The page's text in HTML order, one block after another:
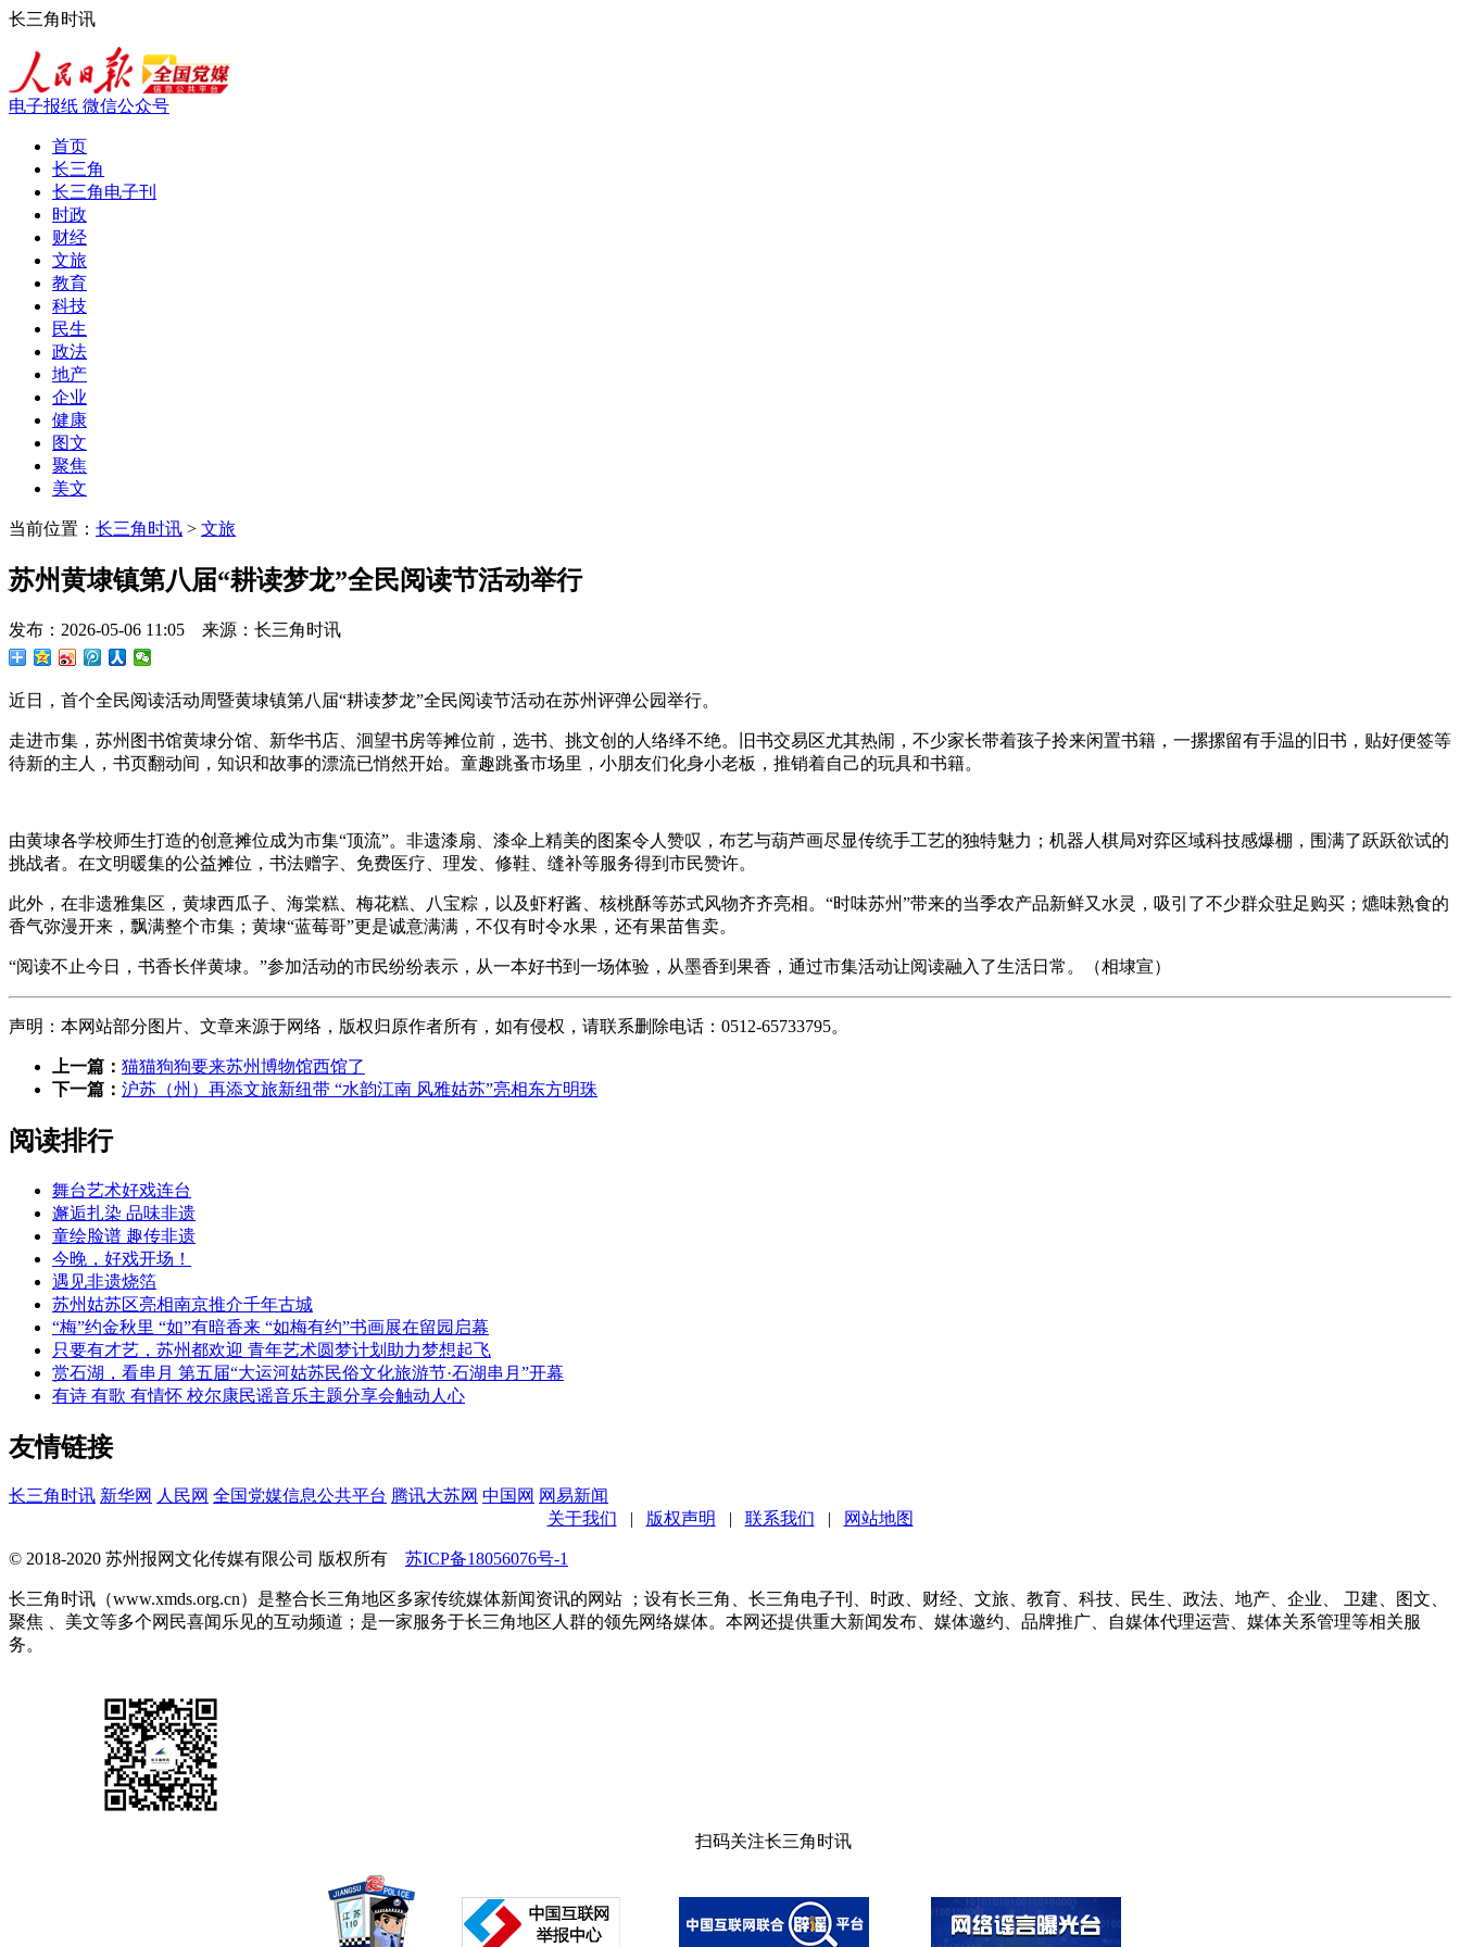
长三角时讯
电子报纸 微信公众号
首页
长三角
长三角电子刊
时政
财经
文旅
教育
科技
民生
政法
地产
企业
健康
图文
聚焦
美文
当前位置： 长三角时讯 > 文旅
苏州黄埭镇第八届“耕读梦龙”全民阅读节活动举行
发布：2026-05-06 11:05 来源：长三角时讯
近日，首个全民阅读活动周暨黄埭镇第八届“耕读梦龙”全民阅读节活动在苏州评弹公园举行。
走进市集，苏州图书馆黄埭分馆、新华书店、洄望书房等摊位前，选书、挑文创的人络绎不绝。旧书交易区尤其热闹，不少家长带着孩子拎来闲置书籍，一摞摞留有手温的旧书，贴好便签等
待新的主人，书页翻动间，知识和故事的漂流已悄然开始。童趣跳蚤市场里，小朋友们化身小老板，推销着自己的玩具和书籍。
由黄埭各学校师生打造的创意摊位成为市集“顶流”。非遗漆扇、漆伞上精美的图案令人赞叹，布艺与葫芦画尽显传统手工艺的独特魅力；机器人棋局对弈区域科技感爆棚，围满了跃跃欲试的
挑战者。在文明暖集的公益摊位，书法赠字、免费医疗、理发、修鞋、缝补等服务得到市民赞许。
此外，在非遗雅集区，黄埭西瓜子、海棠糕、梅花糕、八宝粽，以及虾籽酱、核桃酥等苏式风物齐齐亮相。“时味苏州”带来的当季农产品新鲜又水灵，吸引了不少群众驻足购买；爊味熟食的
香气弥漫开来，飘满整个市集；黄埭“蓝莓哥”更是诚意满满，不仅有时令水果，还有果苗售卖。
“阅读不止今日，书香长伴黄埭。”参加活动的市民纷纷表示，从一本好书到一场体验，从墨香到果香，通过市集活动让阅读融入了生活日常。（相埭宣）
声明：本网站部分图片、文章来源于网络，版权归原作者所有，如有侵权，请联系删除电话：0512-65733795。
上一篇： 猫猫狗狗要来苏州博物馆西馆了
下一篇： 沪苏（州）再添文旅新纽带 “水韵江南 风雅姑苏”亮相东方明珠
阅读排行
舞台艺术好戏连台
邂逅扎染 品味非遗
童绘脸谱 趣传非遗
今晚，好戏开场！
遇见非遗烧箔
苏州姑苏区亮相南京推介千年古城
“梅”约金秋里 “如”有暗香来 “如梅有约”书画展在留园启幕
只要有才艺，苏州都欢迎 青年艺术圆梦计划助力梦想起飞
赏石湖，看串月 第五届“大运河姑苏民俗文化旅游节·石湖串月”开幕
有诗 有歌 有情怀 校尔康民谣音乐主题分享会触动人心
友情链接
长三角时讯 新华网 人民网 全国党媒信息公共平台 腾讯大苏网 中国网 网易新闻
关于我们
| 版权声明 | 联系我们 | 网站地图
© 2018-2020 苏州报网文化传媒有限公司 版权所有 苏ICP备18056076号-1
长三角时讯（www.xmds.org.cn）是整合长三角地区多家传统媒体新闻资讯的网站 ；设有长三角、长三角电子刊、时政、财经、文旅、教育、科技、民生、政法、地产、企业、 卫建、图文、
聚焦 、美文等多个网民喜闻乐见的互动频道；是一家服务于长三角地区人群的领先网络媒体。本网还提供重大新闻发布、媒体邀约、品牌推广、自媒体代理运营、媒体关系管理等相关服
务。
扫码关注长三角时讯